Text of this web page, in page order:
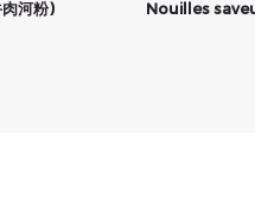
河粉) Nouilles